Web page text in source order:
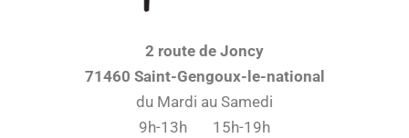
2 route de Joncy
71460 Saint-Gengoux-le-national
du Mardi au Samedi
9h-13h 15h-19h